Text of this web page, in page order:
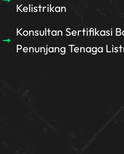
Kelistrikan
Konsultan Sertifikasi
Penunjang Tenaga